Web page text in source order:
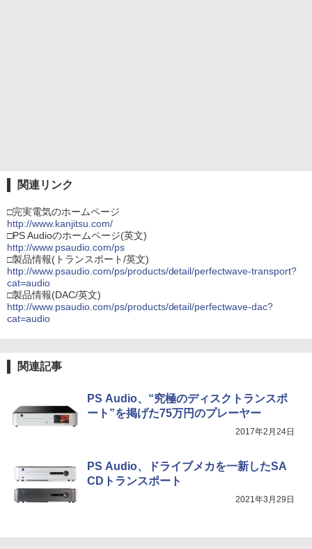
関連リンク
□完実電気のホームページ
http://www.kanjitsu.com/
□PS Audioのホームページ(英文)
http://www.psaudio.com/ps
□製品情報(トランスポート/英文)
http://www.psaudio.com/ps/products/detail/perfectwave-transport?
cat=audio
□製品情報(DAC/英文)
http://www.psaudio.com/ps/products/detail/perfectwave-dac?
cat=audio
関連記事
PS Audio、“究極のディスクトランスポ
ート”を掲げた75万円のプレーヤー
2017年2月24日
PS Audio、ドライブメカを一新したSA
CDトランスポート
2021年3月29日